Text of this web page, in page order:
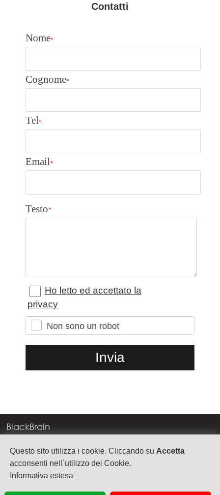
Questo sito utilizza i cookie. Cliccando su Accetta
acconsenti nell`utilizzo dei Cookie.
Informativa estesa
Contatti
Nome*
Cognome*
Tel*
Email*
Testo*
Ho letto ed accettato la
privacy
Non sono un robot
BlackBrain
Corso Milano, 83
37138 Verona